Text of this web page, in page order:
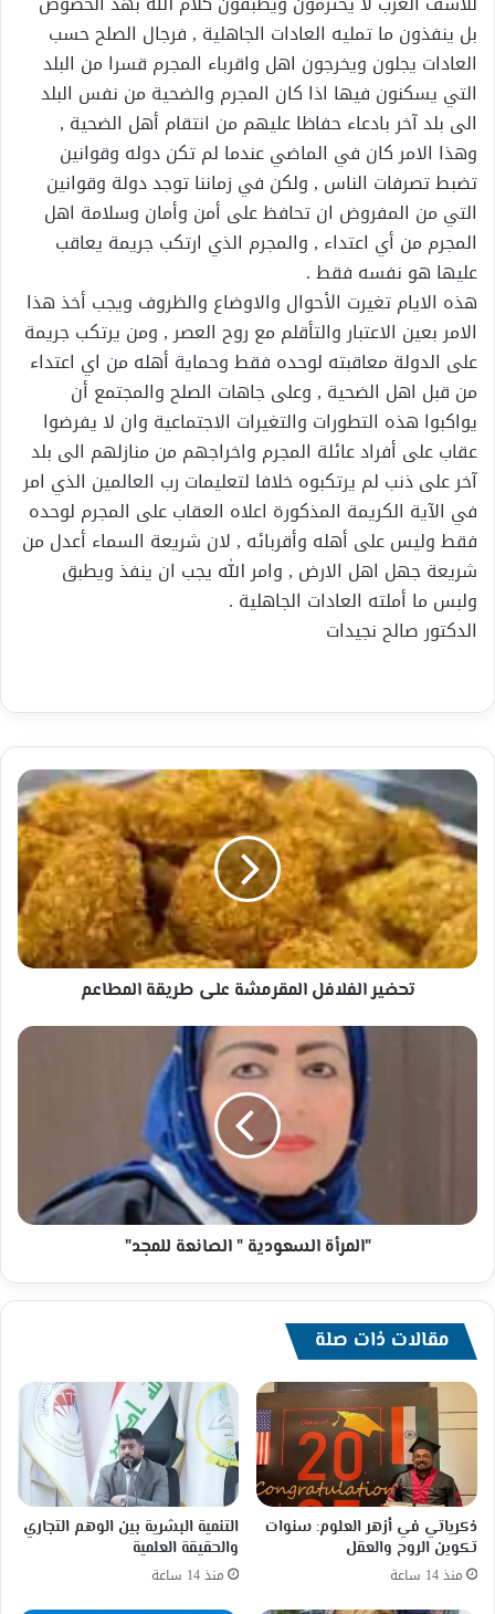
بل ينفذون ما تمليه العادات الجاهلية , فرجال الصلح حسب
العادات يجلون ويخرجون اهل واقرباء المجرم قسرا من البلد
التي يسكنون فيها اذا كان المجرم والضحية من نفس البلد
الى بلد آخر بادعاء حفاظا عليهم من انتقام أهل الضحية ,
وهذا الامر كان في الماضي عندما لم تكن دوله وقوانين
تضبط تصرفات الناس , ولكن في زماننا توجد دولة وقوانين
التي من المفروض ان تحافظ على أمن وأمان وسلامة اهل
المجرم من أي اعتداء , والمجرم الذي ارتكب جريمة يعاقب
عليها هو نفسه فقط .
هذه الايام تغيرت الأحوال والاوضاع والظروف ويجب أخذ هذا
الامر بعين الاعتبار والتأقلم مع روح العصر , ومن يرتكب جريمة
على الدولة معاقبته لوحده فقط وحماية أهله من اي اعتداء
من قبل اهل الضحية , وعلى جاهات الصلح والمجتمع أن
يواكبوا هذه التطورات والتغيرات الاجتماعية وان لا يفرضوا
عقاب على أفراد عائلة المجرم واخراجهم من منازلهم الى بلد
آخر على ذنب لم يرتكبوه خلافا لتعليمات رب العالمين الذي امر
في الآية الكريمة المذكورة اعلاه العقاب على المجرم لوحده
فقط وليس على أهله وأقربائه , لان شريعة السماء أعدل من
شريعة جهل اهل الارض , وامر الله يجب ان ينفذ ويطبق
ولبس ما أملته العادات الجاهلية .
الدكتور صالح نجيدات
تحضير
الفلافل
المقرمشة
على
طريقة
المطاعم
تحضير الفلافل المقرمشة على طريقة المطاعم
"المرأة
"المرأة السعودية " الصانعة للمجد"
مقالات ذات صلة
ذكرياتي في أزهر العلوم: سنوات
تكوين الروح والعقل
منذ 14 ساعة
التنمية البشرية بين الوهم التجاري
والحقيقة العلمية
منذ 14 ساعة